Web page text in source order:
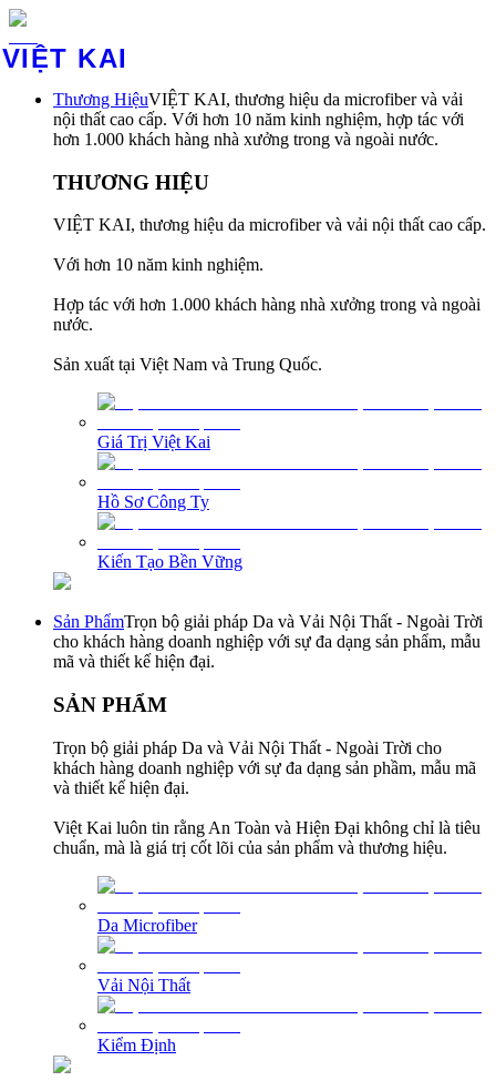
VIỆT KAI
Thương HiệuVIỆT KAI, thương hiệu da microfiber và vải
nội thất cao cấp. Với hơn 10 năm kinh nghiệm, hợp tác với
hơn 1.000 khách hàng nhà xưởng trong và ngoài nước.
THƯƠNG HIỆU
VIỆT KAI, thương hiệu da microfiber và vải nội thất cao cấp.
Với hơn 10 năm kinh nghiệm.
Hợp tác với hơn 1.000 khách hàng nhà xưởng trong và ngoài
nước.
Sản xuất tại Việt Nam và Trung Quốc.
Giá Trị Việt Kai
Hồ Sơ Công Ty
Kiến Tạo Bền Vững
Sản PhẩmTrọn bộ giải pháp Da và Vải Nội Thất - Ngoài Trời
cho khách hàng doanh nghiệp với sự đa dạng sản phẩm, mẫu
mã và thiết kế hiện đại.
SẢN PHẨM
Trọn bộ giải pháp Da và Vải Nội Thất - Ngoài Trời cho
khách hàng doanh nghiệp với sự đa dạng sản phầm, mẫu mã
và thiết kế hiện đại.
Việt Kai luôn tin rằng An Toàn và Hiện Đại không chỉ là tiêu
chuẩn, mà là giá trị cốt lõi của sản phẩm và thương hiệu.
Da Microfiber
Vải Nội Thất
Kiểm Định